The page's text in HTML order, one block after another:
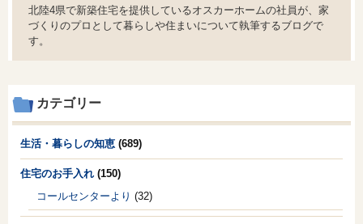
北陸4県で新築住宅を提供しているオスカーホームの社員が、家
づくりのプロとして暮らしや住まいについて執筆するブログで
す。
カテゴリー
生活・暮らしの知恵 (689)
住宅のお手入れ (150)
コールセンターより (32)